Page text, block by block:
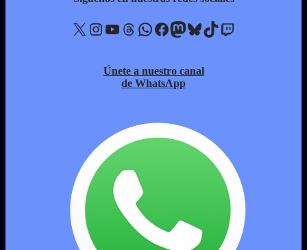
X Instagram YouTube Threads WhatsApp Facebook Mastodon Bluesky TikTok Twitch
Únete a nuestro canal
de WhatsApp